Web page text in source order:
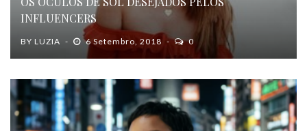
INFLUENCERS
BY LUZIA 6 Setembro, 2018 0